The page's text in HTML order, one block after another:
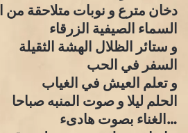
دخان مترع و نوبات متلاحقة من
السماء الصيفية الزرقاء
و ستائر الظلال الهشة الثقيلة
السفر في الحب
و تعلم العيش في الغياب
الحلم ليلا و صوت المنبه صباحا
…الغناء بصوت هادىء